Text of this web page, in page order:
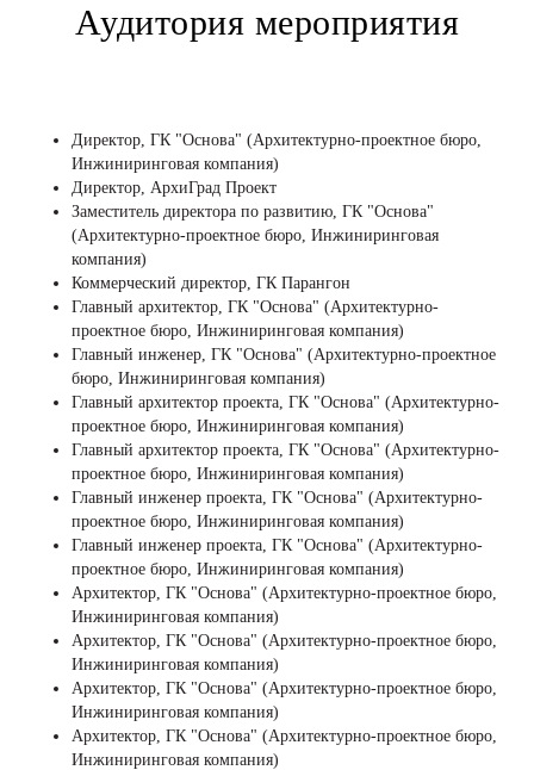
Аудитория мероприятия
Директор, ГК "Основа" (Архитектурно-проектное бюро,
Инжиниринговая компания)
Директор, АрхиГрад Проект
Заместитель директора по развитию, ГК "Основа"
(Архитектурно-проектное бюро, Инжиниринговая
компания)
Коммерческий директор, ГК Парангон
Главный архитектор, ГК "Основа" (Архитектурно-
проектное бюро, Инжиниринговая компания)
Главный инженер, ГК "Основа" (Архитектурно-проектное
бюро, Инжиниринговая компания)
Главный архитектор проекта, ГК "Основа" (Архитектурно-
проектное бюро, Инжиниринговая компания)
Главный архитектор проекта, ГК "Основа" (Архитектурно-
проектное бюро, Инжиниринговая компания)
Главный инженер проекта, ГК "Основа" (Архитектурно-
проектное бюро, Инжиниринговая компания)
Главный инженер проекта, ГК "Основа" (Архитектурно-
проектное бюро, Инжиниринговая компания)
Архитектор, ГК "Основа" (Архитектурно-проектное бюро,
Инжиниринговая компания)
Архитектор, ГК "Основа" (Архитектурно-проектное бюро,
Инжиниринговая компания)
Архитектор, ГК "Основа" (Архитектурно-проектное бюро,
Инжиниринговая компания)
Архитектор, ГК "Основа" (Архитектурно-проектное бюро,
Инжиниринговая компания)